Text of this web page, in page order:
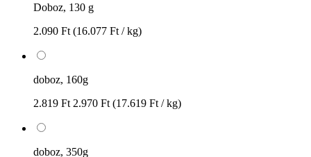
Doboz, 130 g
2.090 Ft (16.077 Ft / kg)
doboz, 160g
2.819 Ft 2.970 Ft (17.619 Ft / kg)
doboz, 350g